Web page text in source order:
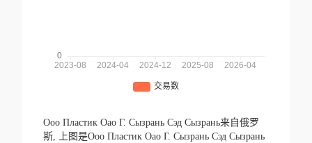
Ооо Пластик Оао Г. Сызрань Сэд Сызрань来自俄罗
斯,
上图是Ооо Пластик Оао Г. Сызрань Сэд Сызрань